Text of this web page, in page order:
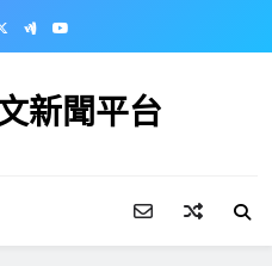
新聞平台